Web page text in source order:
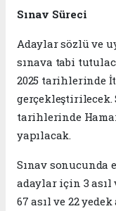
Sınav Süreci
Adaylar sözlü ve
sınava tabi
2025 tarihlerinde
gerçekleştirilecek.
tarihlerinde
yapılacak.
Sınav sonucunda
adaylar için 3 asıl
67 asıl ve 22